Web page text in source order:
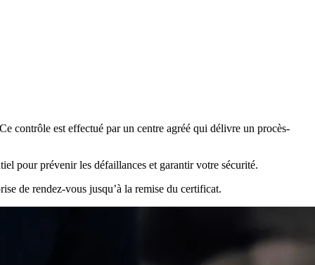
contrôle est effectué par un centre agréé qui délivre un procès-
pour prévenir les défaillances et garantir votre sécurité.
de rendez-vous jusqu’à la remise du certificat.